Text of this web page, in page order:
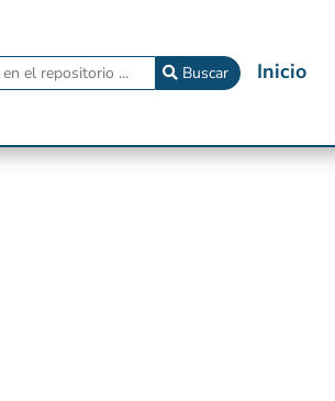
Buscar Inicio